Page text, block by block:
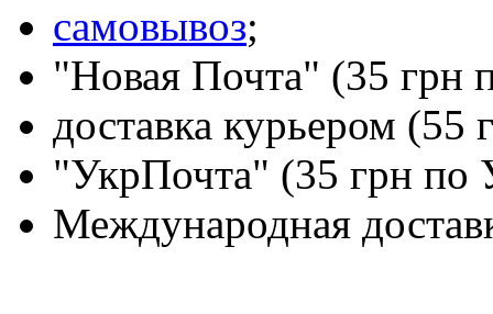
самовывоз;
"Новая Почта" (35 грн
доставка курьером (55
"УкрПочта" (35 грн по
Международная